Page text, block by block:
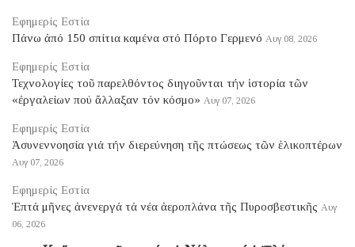
Εφημερίς Εστία
Πάνω ἀπό 150 σπίτια καμένα στό Πόρτο Γερμενό Αυγ 08, 2026
Εφημερίς Εστία
Τεχνολογίες τοῦ παρελθόντος διηγοῦνται τήν ἱστορία τῶν
«ἐργαλείων πού ἄλλαξαν τόν κόσμο» Αυγ 07, 2026
Εφημερίς Εστία
Ἀσυνεννοησία γιά τήν διερεύνηση τῆς πτώσεως τῶν ἑλικοπτέρων
Αυγ 07, 2026
Εφημερίς Εστία
Ἑπτά μῆνες ἀνενεργά τά νέα ἀεροπλάνα τῆς Πυροσβεστικῆς Αυγ
06, 2026